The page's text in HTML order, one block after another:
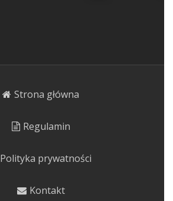
Strona główna
Regulamin
Polityka prywatności
Kontakt